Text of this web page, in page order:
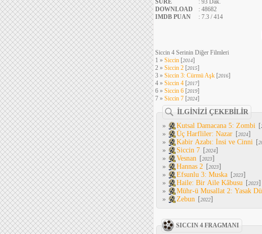
SÜRE
: 93 Dak.
DOWNLOAD
: 48682
IMDB PUAN
: 7.3 / 414
Siccin 4 Serinin Diğer Filmleri
1 » Siccin [2014]
2 » Siccin 2 [2015]
3 » Siccin 3: Cürmü Aşk [2016]
4 » Siccin 4 [2017]
6 » Siccin 6 [2019]
7 » Siccin 7 [2024]
İLGİNİZİ ÇEKEBİLİR
»
Kutsal Damacana 5: Zombi [
»
Üç Harfliler: Nazar [2024]
»
Kabir Azabı: İnsi ve Cinni [
»
Siccin 7 [2024]
»
Vesnan [2023]
»
Hannas 2 [2023]
»
Efsunlu 3: Muska [2023]
»
Haile: Bir Aile Kâbusu [2023]
»
Mühr-ü Musallat 2: Yasak
»
Zebun [2022]
SICCIN 4 FRAGMANI